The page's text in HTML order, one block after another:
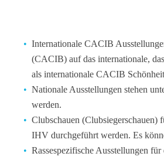
Internationale CACIB
(CACIB) auf das internationale,
als internationale CACIB
Nationale Ausstellungen stehen
werden.
Clubschauen (Clubsiegerschauen)
IHV durchgeführt werden. Es
Rassespezifische Ausstellungen